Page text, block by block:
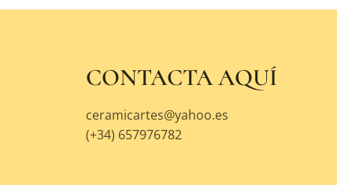
CONTACTA AQUÍ
ceramicartes@yahoo.es
(+34) 657976782